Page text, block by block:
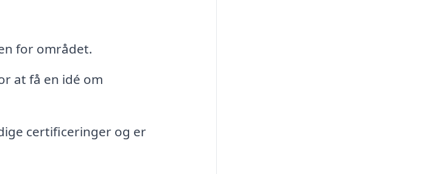
for området.
at få en idé om
certificeringer og er